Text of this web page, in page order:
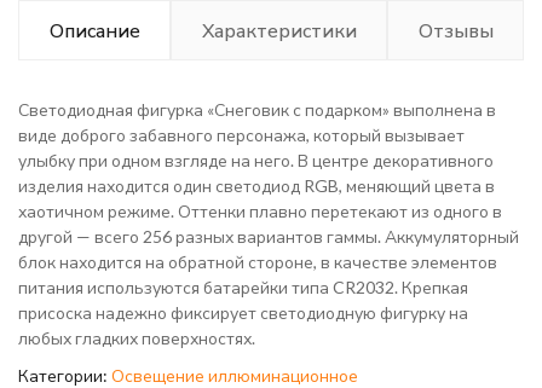
Описание Характеристики Отзывы
Светодиодная фигурка «Снеговик с подарком» выполнена в
виде доброго забавного персонажа, который вызывает
улыбку при одном взгляде на него. В центре декоративного
изделия находится один светодиод RGB, меняющий цвета в
хаотичном режиме. Оттенки плавно перетекают из одного в
другой — всего 256 разных вариантов гаммы. Аккумуляторный
блок находится на обратной стороне, в качестве элементов
питания используются батарейки типа CR2032. Крепкая
присоска надежно фиксирует светодиодную фигурку на
любых гладких поверхностях.
Категории: Освещение иллюминационное